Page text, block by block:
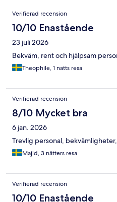
Recensioner
Verifierad recension
10/10 Enastående
23 juli 2026
Bekväm, rent och hjälpsam
Theophile, 1 natts resa
Verifierad recension
8/10 Mycket bra
6 jan. 2026
Trevlig personal,
Majid, 3 nätters resa
Verifierad recension
10/10 Enastående